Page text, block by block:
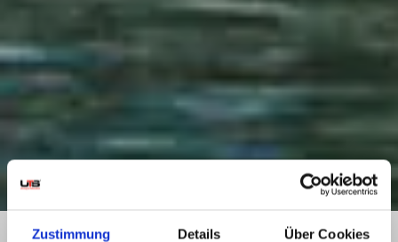
Zustimmung Details Über Cookies
HOME» UMZUG ESSEN LINZ